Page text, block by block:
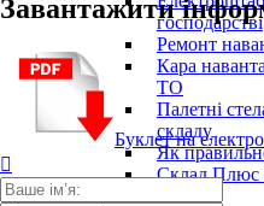
господарстві
Ремонт
Кара
ТО
Палетні
складу
Як
Склад Плюс
Завантажити
Буклет на
